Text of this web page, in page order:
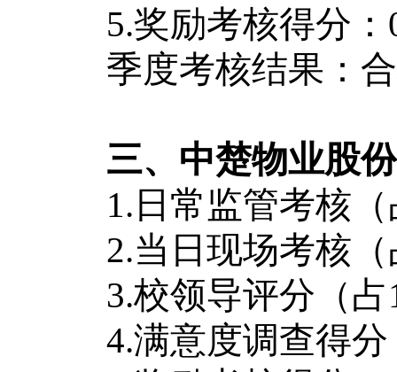
5.奖励考核得分：
季度考核结果：
三、中楚物业股
1.日常监管考核（
2.当日现场考核
3.校领导评分（
4.满意度调查得